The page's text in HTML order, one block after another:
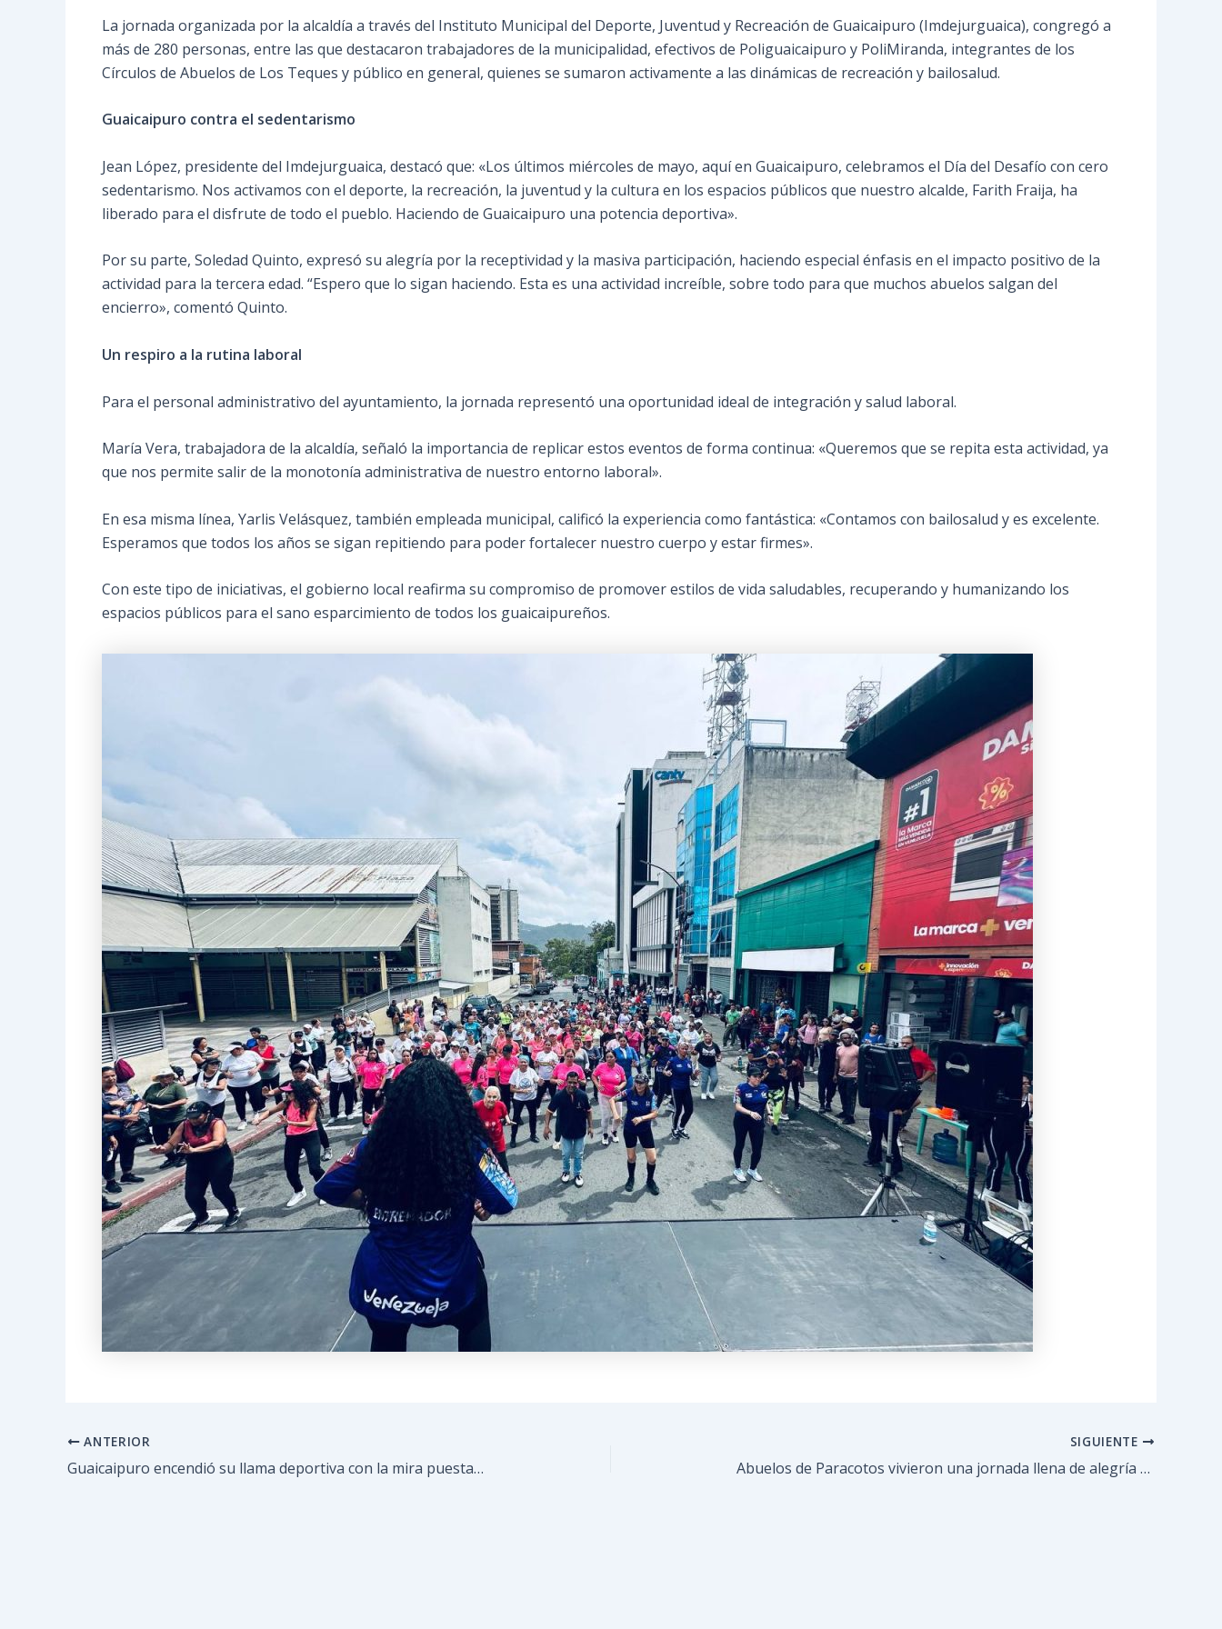
La jornada organizada por la alcaldía a través del Instituto Municipal del Deporte, Juventud y Recreación de Guaicaipuro (Imdejurguaica), congregó a
más de 280 personas, entre las que destacaron trabajadores de la municipalidad, efectivos de Poliguaicaipuro y PoliMiranda, integrantes de los
Círculos de Abuelos de Los Teques y público en general, quienes se sumaron activamente a las dinámicas de recreación y bailosalud.
Guaicaipuro contra el sedentarismo
Jean López, presidente del Imdejurguaica, destacó que: «Los últimos miércoles de mayo, aquí en Guaicaipuro, celebramos el Día del Desafío con cero
sedentarismo. Nos activamos con el deporte, la recreación, la juventud y la cultura en los espacios públicos que nuestro alcalde, Farith Fraija, ha
liberado para el disfrute de todo el pueblo. Haciendo de Guaicaipuro una potencia deportiva».
Por su parte, Soledad Quinto, expresó su alegría por la receptividad y la masiva participación, haciendo especial énfasis en el impacto positivo de la
actividad para la tercera edad. “Espero que lo sigan haciendo. Esta es una actividad increíble, sobre todo para que muchos abuelos salgan del
encierro», comentó Quinto.
Un respiro a la rutina laboral
Para el personal administrativo del ayuntamiento, la jornada representó una oportunidad ideal de integración y salud laboral.
María Vera, trabajadora de la alcaldía, señaló la importancia de replicar estos eventos de forma continua: «Queremos que se repita esta actividad, ya
que nos permite salir de la monotonía administrativa de nuestro entorno laboral».
En esa misma línea, Yarlis Velásquez, también empleada municipal, calificó la experiencia como fantástica: «Contamos con bailosalud y es excelente.
Esperamos que todos los años se sigan repitiendo para poder fortalecer nuestro cuerpo y estar firmes».
Con este tipo de iniciativas, el gobierno local reafirma su compromiso de promover estilos de vida saludables, recuperando y humanizando los
espacios públicos para el sano esparcimiento de todos los guaicaipureños.
ANTERIOR
Guaicaipuro encendió su llama deportiva con la mira puesta en el tetracampeonato estudiantil regional
SIGUIENTE
Abuelos de Paracotos vivieron una jornada llena de alegría en playa Macuto